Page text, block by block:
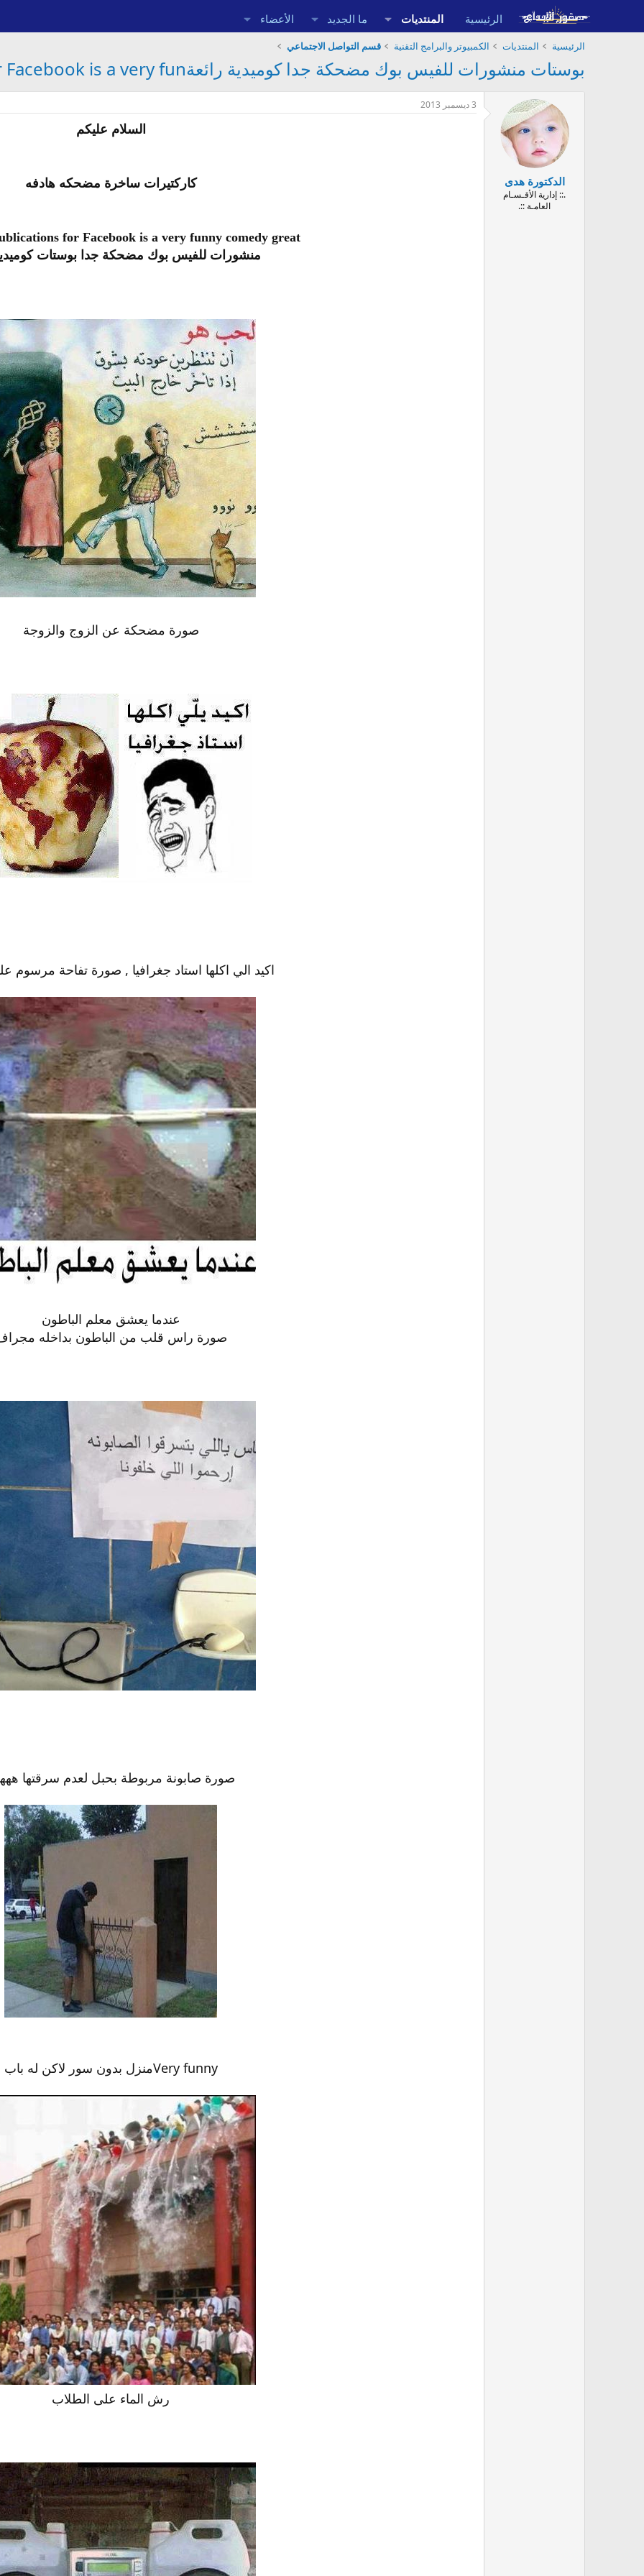
الرئيسية المنتديات ما الجديد الأعضاء
الرئيسية المنتديات الكمبيوتر والبرامج التقنية قسم التواصل الاجتماعي
بوستات منشورات للفيس بوك مضحكة جدا كوميدية رائعةBostadt and publications for Facebook is a very fun
الدكتورة هدى
.:: إدارية الأقـسـام
العامـة ::.
3 ديسمبر 2013
السلام عليكم
كاركتيرات ساخرة مضحكه هادفه
for Facebook is a very funny comedy great
منشورات للفيس بوك مضحكة جدا بوستات
صورة مضحكة عن الزوج والزوجة
اكيد الي اكلها استاد جغرافيا , صورة تفاحة مرسوم
عندما يعشق معلم الباطون
صورة راس قلب من الباطون بداخله
صورة صابونة مربوطة بحبل لعدم سرقتها
Very funnyمنزل بدون سور لاكن له باب
رش الماء على الطلاب